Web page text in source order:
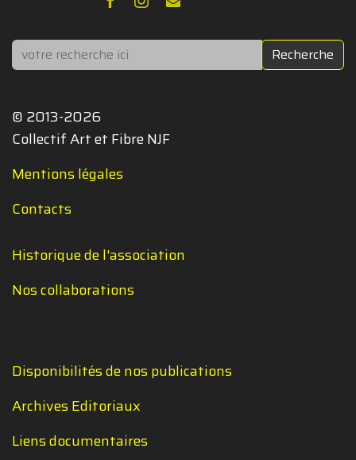
Rechercher Recherche
© 2013-2026
Collectif Art et Fibre NJF
Mentions légales
Contacts
Historique de l'association
Nos collaborations
Disponibilités de nos publications
Archives Editoriaux
Liens documentaires